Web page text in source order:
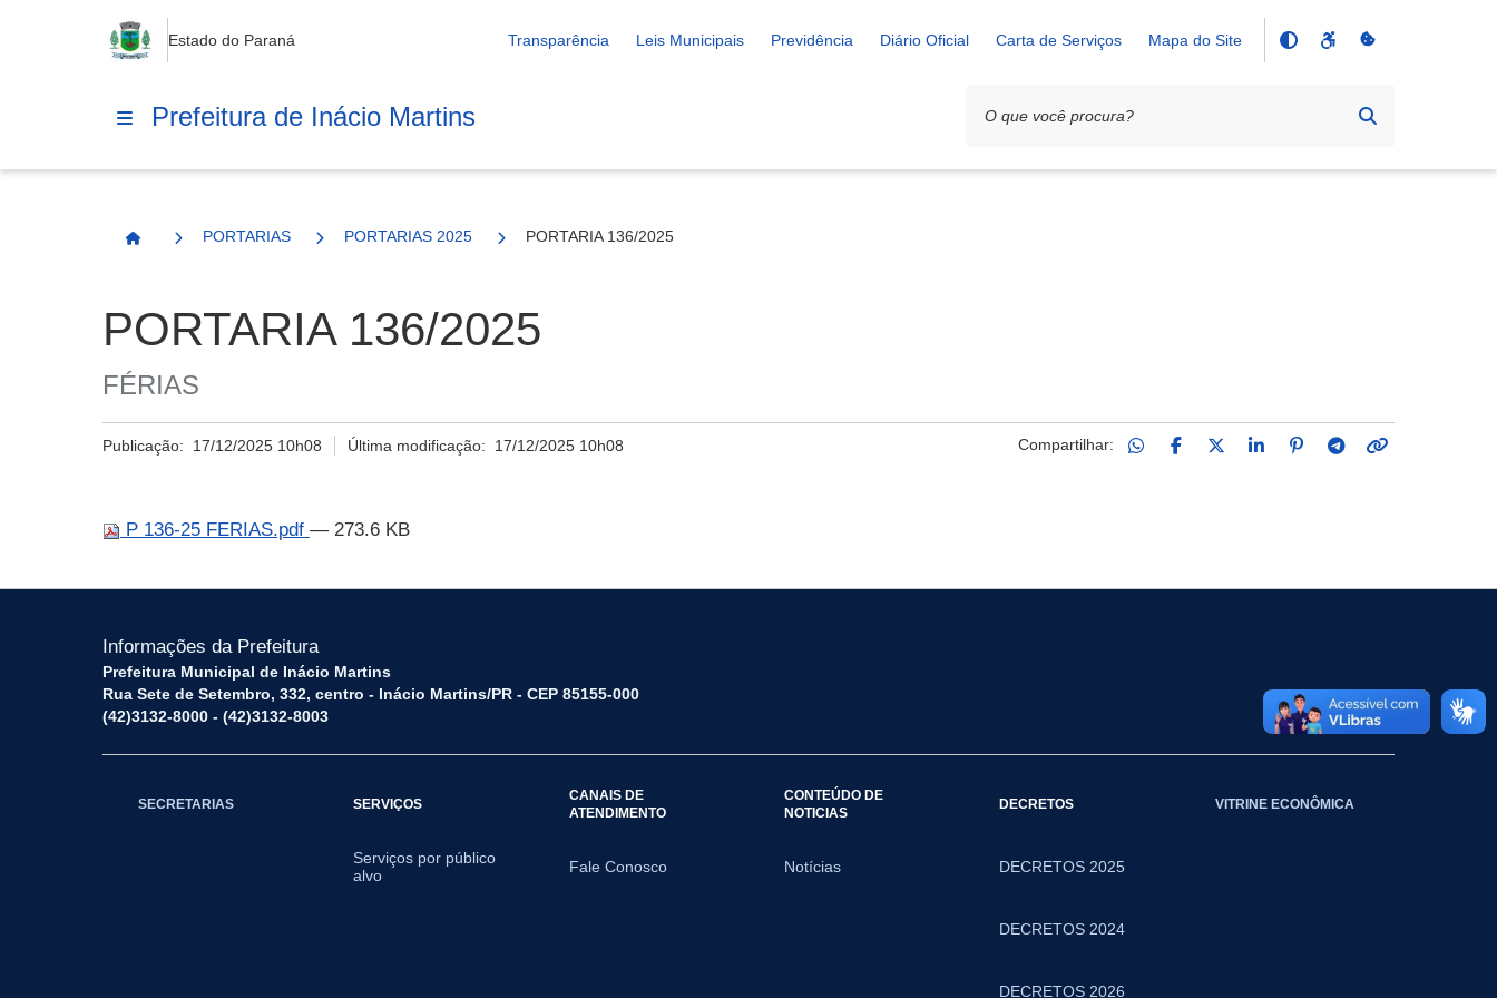
Estado do Paraná Transparência Leis Municipais Previdência Diário Oficial Carta de Serviços Mapa do Site
Prefeitura de Inácio Martins
Página Inicial
PORTARIAS PORTARIAS 2025 PORTARIA 136/2025
PORTARIA 136/2025
FÉRIAS
Publicação: 17/12/2025 10h08 Última modificação: 17/12/2025 10h08 Compartilhar:
P 136-25 FERIAS.pdf — 273.6 KB
Informações da Prefeitura
Prefeitura Municipal de Inácio Martins
Rua Sete de Setembro, 332, centro - Inácio Martins/PR - CEP 85155-000
(42)3132-8000 - (42)3132-8003
SECRETARIAS SERVIÇOS
Serviços por público
alvo
CANAIS DE
ATENDIMENTO
Fale Conosco
CONTEÚDO DE
NOTICIAS
Notícias
DECRETOS
DECRETOS 2025
DECRETOS 2024
DECRETOS 2026
VITRINE ECONÔMICA